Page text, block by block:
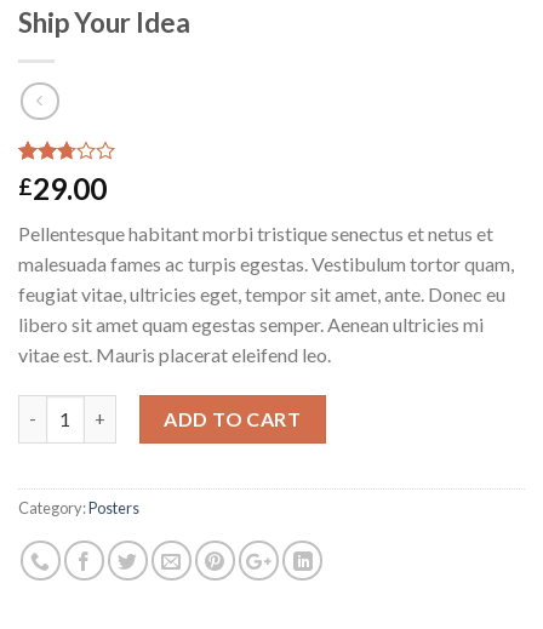
Ship Your Idea
Rated
2.57
5
based
on
14145
customer
ratings
£29.00
Pellentesque habitant morbi tristique senectus et netus et
malesuada fames ac turpis egestas. Vestibulum tortor quam,
feugiat vitae, ultricies eget, tempor sit amet, ante. Donec eu
libero sit amet quam egestas semper. Aenean ultricies mi
vitae est. Mauris placerat eleifend leo.
ADD TO CART
Category:Posters